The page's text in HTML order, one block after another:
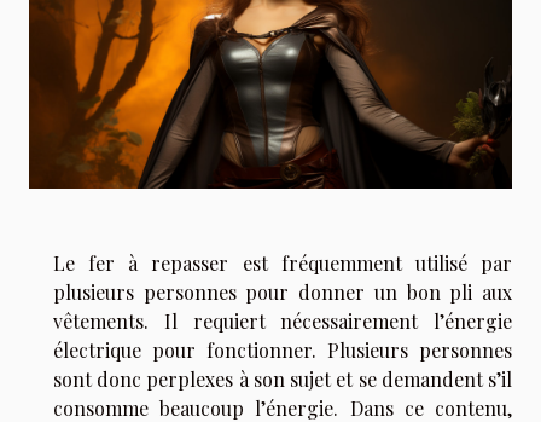
Le fer à repasser est fréquemment utilisé par
plusieurs personnes pour donner un bon pli aux
vêtements. Il requiert nécessairement l’énergie
électrique pour fonctionner. Plusieurs personnes
sont donc perplexes à son sujet et se demandent s’il
consomme beaucoup l’énergie. Dans ce contenu,